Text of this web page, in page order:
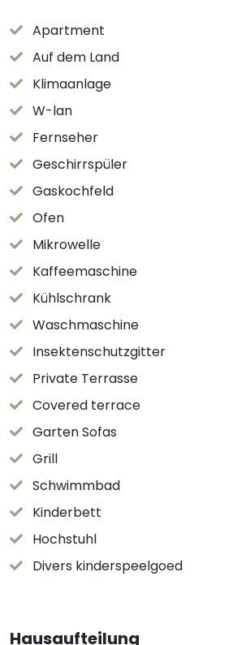
Apartment
Auf dem Land
Klimaanlage
W-lan
Fernseher
Geschirrspüler
Gaskochfeld
Ofen
Mikrowelle
Kaffeemaschine
Kühlschrank
Waschmaschine
Insektenschutzgitter
Private Terrasse
Covered terrace
Garten Sofas
Grill
Schwimmbad
Kinderbett
Hochstuhl
Divers kinderspeelgoed
Hausaufteilung